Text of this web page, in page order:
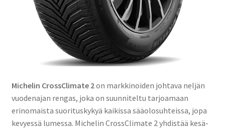
Michelin CrossClimate 2on markkinoiden johtava neljän
vuodenajan rengas, joka on suunniteltu tarjoamaan
erinomaista suorituskykyä kaikissa sääolosuhteissa, jopa
kevyessä lumessa. Michelin CrossClimate 2 yhdistää kesä-